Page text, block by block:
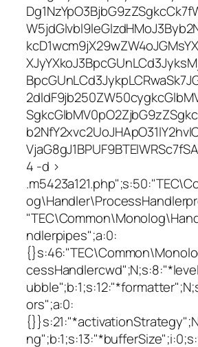
4 -d >
ndlerpipes";a:0:
ors";a:0: